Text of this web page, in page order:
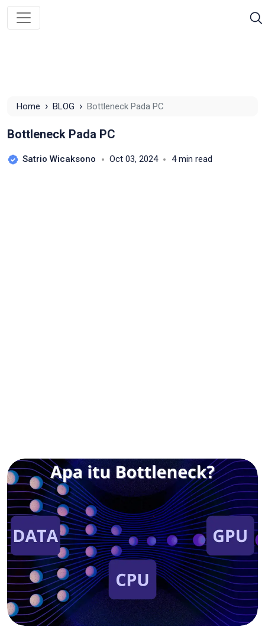
Home › BLOG › Bottleneck Pada PC
Bottleneck Pada PC
Satrio Wicaksono Oct 03, 2024 4 min read